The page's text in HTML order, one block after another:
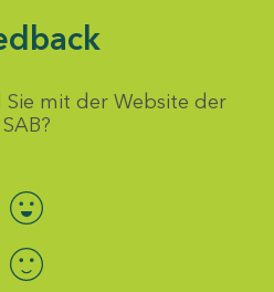
mit der Website der
SAB?
Bewertung auswählen